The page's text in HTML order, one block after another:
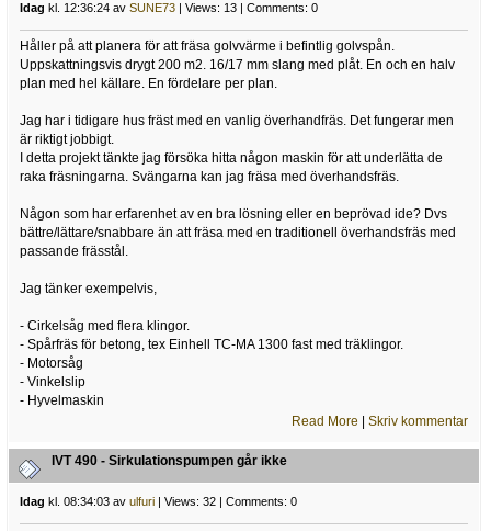
Idag kl. 12:36:24 av SUNE73| Views: 13 | Comments: 0
Håller på att planera för att fräsa golvvärme i befintlig golvspån.
Uppskattningsvis drygt 200 m2. 16/17 mm slang med plåt. En och en halv
plan med hel källare. En fördelare per plan.
Jag har i tidigare hus fräst med en vanlig överhandfräs. Det fungerar men
är riktigt jobbigt.
I detta projekt tänkte jag försöka hitta någon maskin för att underlätta de
raka fräsningarna. Svängarna kan jag fräsa med överhandsfräs.
Någon som har erfarenhet av en bra lösning eller en beprövad ide? Dvs
bättre/lättare/snabbare än att fräsa med en traditionell överhandsfräs med
passande frässtål.
Jag tänker exempelvis,
- Cirkelsåg med flera klingor.
- Spårfräs för betong, tex Einhell TC-MA 1300 fast med träklingor.
- Motorsåg
- Vinkelslip
- Hyvelmaskin
Read More |Skriv kommentar
IVT 490 - Sirkulationspumpen går ikke
Idag kl. 08:34:03 av ulfuri| Views: 32 | Comments: 0